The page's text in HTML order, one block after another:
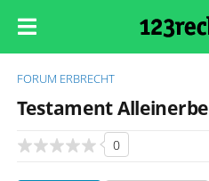
FORUM ERBRECHT
Testament Alleinerbe
0